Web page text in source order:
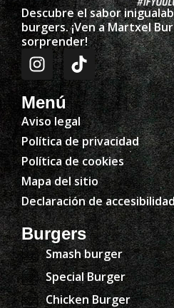
Descubre el sabor
burgers. ¡Ven a Martxel
sorprender!
Menú
Aviso legal
Política de privacidad
Política de cookies
Mapa del sitio
Declaración de
Burgers
Smash burger
Special Burger
Chicken Burger